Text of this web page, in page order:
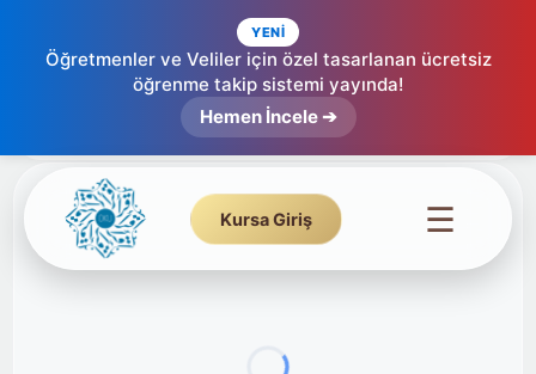
YENİ
Öğretmenler ve Veliler için özel tasarlanan ücretsiz
öğrenme takip sistemi yayında!
Hemen İncele ➔
Kursa Giriş ☰